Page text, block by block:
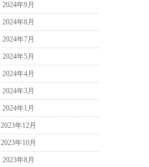
2024年9月
2024年8月
2024年7月
2024年5月
2024年4月
2024年3月
2024年1月
2023年12月
2023年10月
2023年8月